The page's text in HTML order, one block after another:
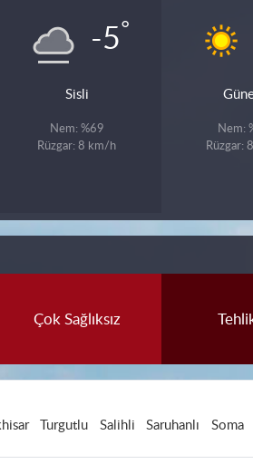
-5°
Sisli
Nem: %69
Rüzgar: 8 km/h
Nem:
Rüzgar:
Çok Sağlıksız
Turgutlu Salihli Saruhanlı Soma